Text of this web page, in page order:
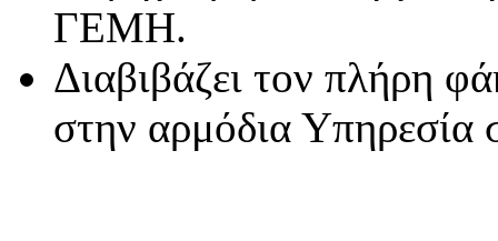
ΓΕΜΗ.
Διαβιβάζει τον πλήρη
στην αρμόδια